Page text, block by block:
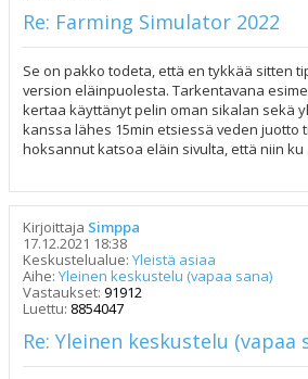
Re: Farming Simulator 2022
Se on pakko todeta, että en tykkää sitten
version eläinpuolesta. Tarkentavana
kertaa käyttänyt pelin oman sikalan sekä
kanssa lähes 15min etsiessä veden juotto
hoksannut katsoa eläin sivulta, että niin ku
Kirjoittaja Simppa
17.12.2021 18:38
Keskustelualue: Yleistä asiaa
Aihe: Yleinen keskustelu (vapaa sana)
Vastaukset: 91912
Luettu: 8854047
Re: Yleinen keskustelu (vapaa